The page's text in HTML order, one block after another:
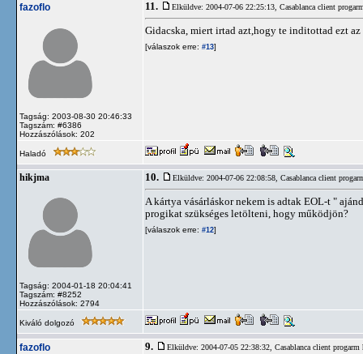
fazoflo
Tagság: 2003-08-30 20:46:33
Tagszám: #6386
Hozzászólások: 202
11. Elküldve: 2004-07-06 22:25:13, Casablanca client
Gidacska, miert irtad azt,hogy te inditottad ezt
[válaszok erre: #13]
Haladó
hikjma
Tagság: 2004-01-18 20:04:41
Tagszám: #8252
Hozzászólások: 2794
10. Elküldve: 2004-07-06 22:08:58, Casablanca client
A kártya vásárláskor nekem is adtak EOL-t "
progikat szükséges letölteni, hogy működjön?
[válaszok erre: #12]
Kiváló dolgozó
fazoflo 9. Elküldve: 2004-07-05 22:38:32, Casablanca client progarm